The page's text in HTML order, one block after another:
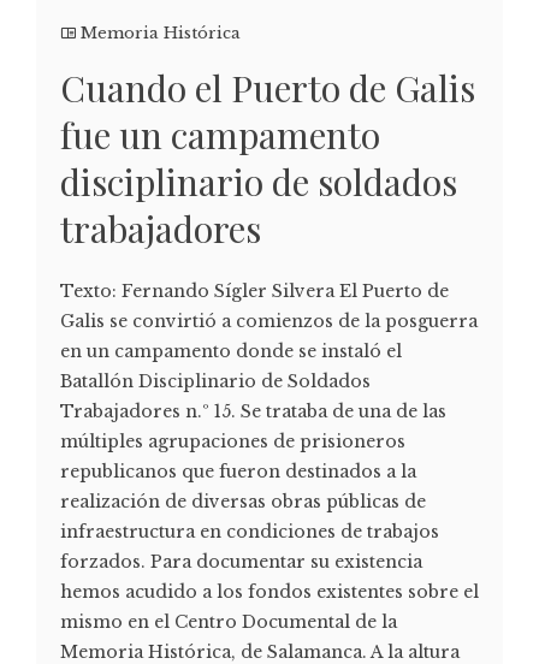
Memoria Histórica
Cuando el Puerto de Galis
fue un campamento
disciplinario de soldados
trabajadores
Texto: Fernando Sígler Silvera El Puerto de
Galis se convirtió a comienzos de la posguerra
en un campamento donde se instaló el
Batallón Disciplinario de Soldados
Trabajadores n.º 15. Se trataba de una de las
múltiples agrupaciones de prisioneros
republicanos que fueron destinados a la
realización de diversas obras públicas de
infraestructura en condiciones de trabajos
forzados. Para documentar su existencia
hemos acudido a los fondos existentes sobre el
mismo en el Centro Documental de la
Memoria Histórica, de Salamanca. A la altura